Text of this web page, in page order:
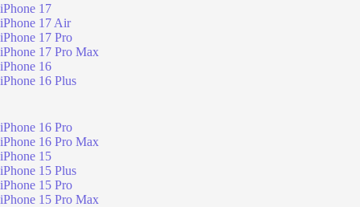
iPhone 17
iPhone 17 Air
iPhone 17 Pro
iPhone 17 Pro Max
iPhone 16
iPhone 16 Plus
iPhone 16 Pro
iPhone 16 Pro Max
iPhone 15
iPhone 15 Plus
iPhone 15 Pro
iPhone 15 Pro Max